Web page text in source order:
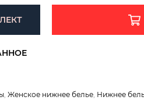
, Женское нижнее белье, Нижнее